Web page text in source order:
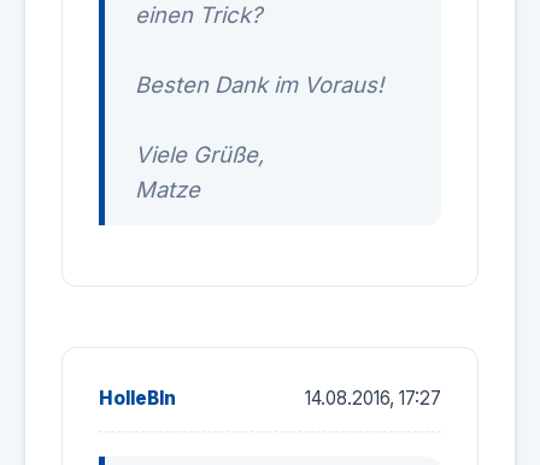
einen Trick?
Besten Dank im Voraus!
Viele Grüße,
Matze
HolleBln 14.08.2016, 17:27